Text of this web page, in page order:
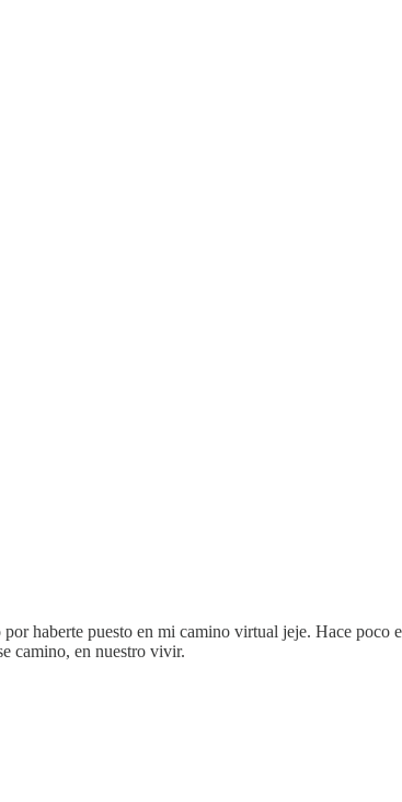
haberte puesto en mi camino virtual jeje. Hace poco
camino, en nuestro vivir.